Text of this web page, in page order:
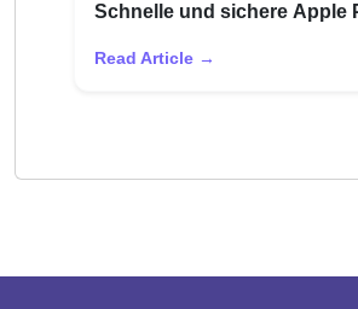
Schnelle und sichere Apple
Read Article →